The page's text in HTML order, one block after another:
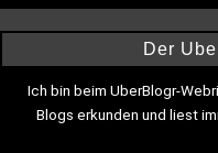
Der
Ich bin beim UberBlogr-
Blogs erkunden und liest